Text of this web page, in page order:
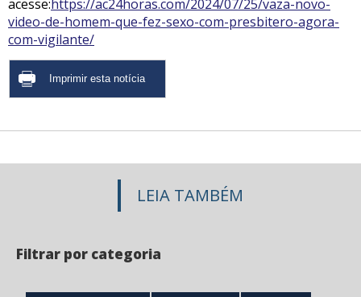
acesse:https://ac24horas.com/2024/07/25/vaza-novo-
video-de-homem-que-fez-sexo-com-presbitero-agora-
com-vigilante/
LEIA TAMBÉM
Filtrar por categoria